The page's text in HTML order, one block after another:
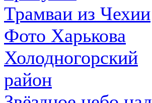
Трамваи из Чехии
Фото Харькова
Холодногорский
район